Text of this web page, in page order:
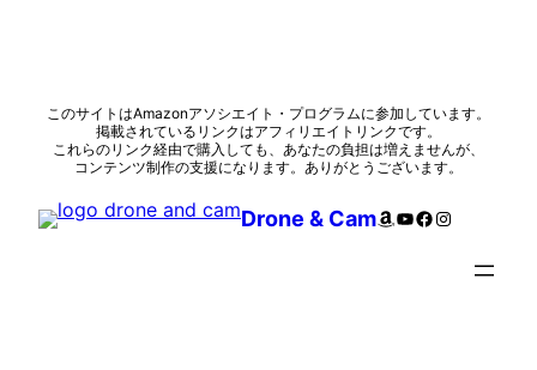
このサイトはAmazonアソシエイト・プログラムに参加しています。
掲載されているリンクはアフィリエイトリンクです。
これらのリンク経由で購入しても、あなたの負担は増えませんが、
コンテンツ制作の支援になります。ありがとうございます。
Drone & CamAmazon
YouTube
Facebook
Instagram